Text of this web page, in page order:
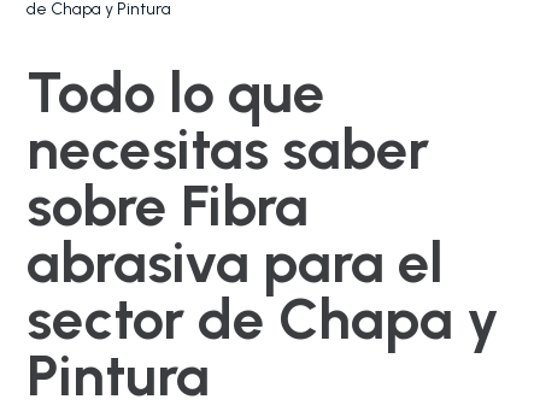
de Chapa y Pintura
Todo lo que
necesitas saber
sobre Fibra
abrasiva para el
sector de Chapa y
Pintura